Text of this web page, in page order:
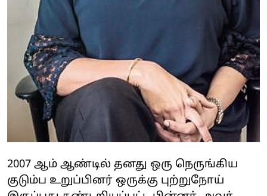
2007 ஆம் ஆண்டில் தனது ஒரு நெருங்கிய
குடும்ப உறுப்பினர் ஒருக்கு புற்றுநோய்